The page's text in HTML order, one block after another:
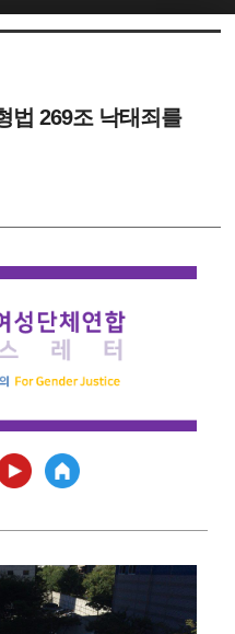
법 269조 낙태죄를
북5
치북5